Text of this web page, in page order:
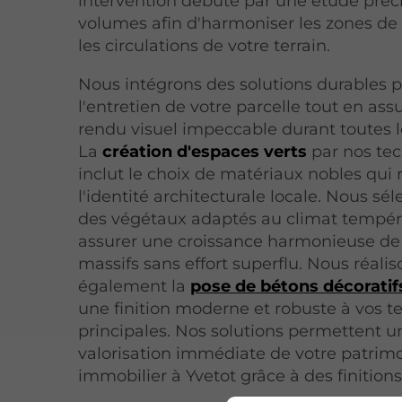
volumes afin d'harmoniser les zones de
les circulations de votre terrain.
Nous intégrons des solutions durables
l'entretien de votre parcelle tout en
rendu visuel impeccable durant toutes
Lacréation d'espaces verts par nos
inclut le choix de matériaux nobles qui
l'identité architecturale locale. Nous
des végétaux adaptés au climat
assurer une croissance harmonieuse
massifs sans effort superflu. Nous
également la pose de bétons
une finition moderne et robuste à vos
principales. Nos solutions permettent
valorisation immédiate de votre
immobilier à Yvetot grâce à des